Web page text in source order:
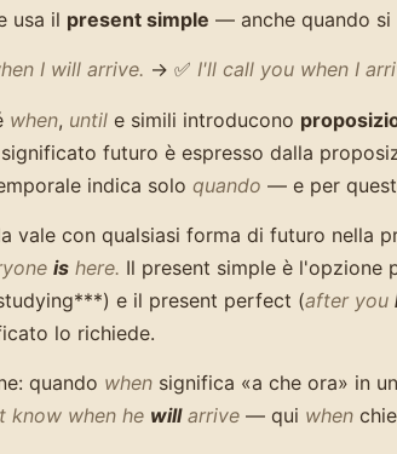
usa il present simple — anche quando si
I will arrive. → ✅ I'll call you when I
when, until e simili introducono
futuro è espresso dalla
indica solo quando — e per
vale con qualsiasi forma di futuro nella
is here. Il present simple è l'opzione
e il present perfect (after you
lo richiede.
quando when significa «a che ora» in
know when he willarrive — qui when